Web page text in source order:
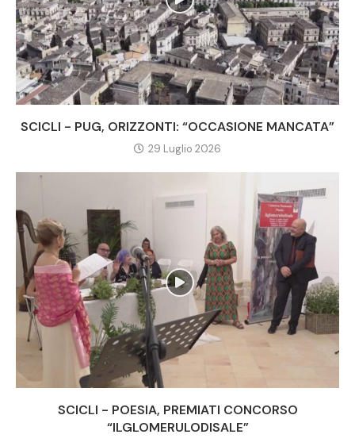
SCICLI - PUG, ORIZZONTI: “OCCASIONE MANCATA”
29 Luglio 2026
SCICLI - POESIA, PREMIATI CONCORSO
“ILGLOMERULODISALE”